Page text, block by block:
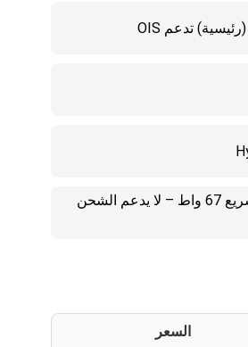
6500 مللي أمبير – شحن سلكي سريع 67 واط – لا يدعم الشحن
السعر